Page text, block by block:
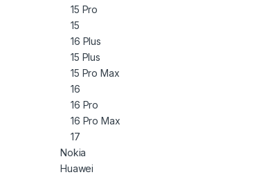
15 Pro
15
16 Plus
15 Plus
15 Pro Max
16
16 Pro
16 Pro Max
17
Nokia
Huawei